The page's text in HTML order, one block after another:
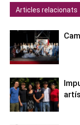
Articles relacionats